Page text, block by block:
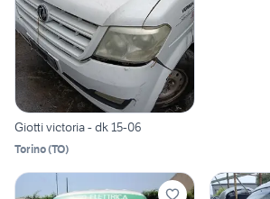
Giotti victoria - dk 15-06
Torino(TO)